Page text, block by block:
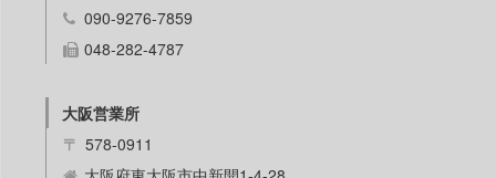
090-9276-7859
048-282-4787
大阪営業所
〒 578-0911